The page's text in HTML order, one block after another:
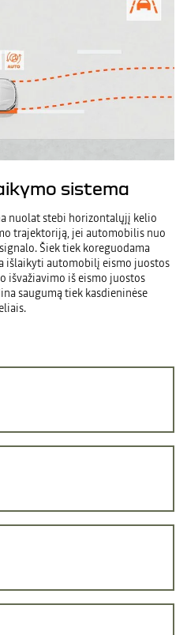
sistema
nuolat stebi horizontalųjį kelio
trajektoriją, jei automobilis nuo
Šiek tiek koreguodama
išlaikyti automobilį eismo juostos
išvažiavimo iš eismo juostos
saugumą tiek kasdieninėse